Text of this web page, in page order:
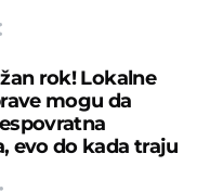
rok! Lokalne
mogu da
evo do kada traju